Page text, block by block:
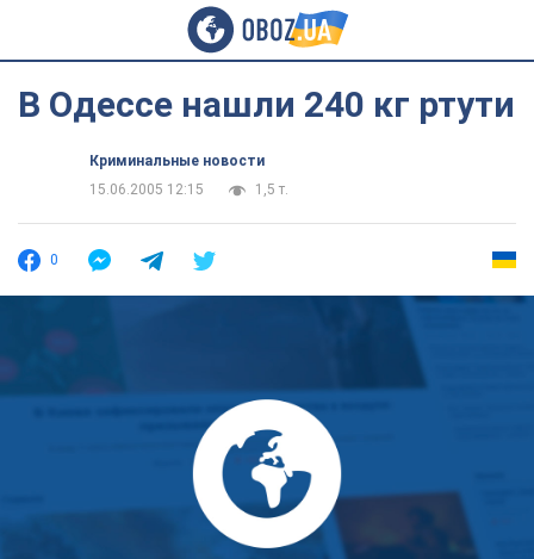
В Одессе нашли 240 кг ртути
Криминальные новости
15.06.2005 12:15
1,5 т.
0